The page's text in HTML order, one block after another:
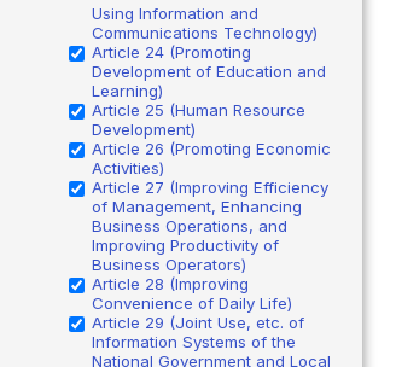
Using Information and
Communications Technology)
Article 24 (Promoting
Development of Education and
Learning)
Article 25 (Human Resource
Development)
Article 26 (Promoting Economic
Activities)
Article 27 (Improving Efficiency
of Management, Enhancing
Business Operations, and
Improving Productivity of
Business Operators)
Article 28 (Improving
Convenience of Daily Life)
Article 29 (Joint Use, etc. of
Information Systems of the
National Government and Local